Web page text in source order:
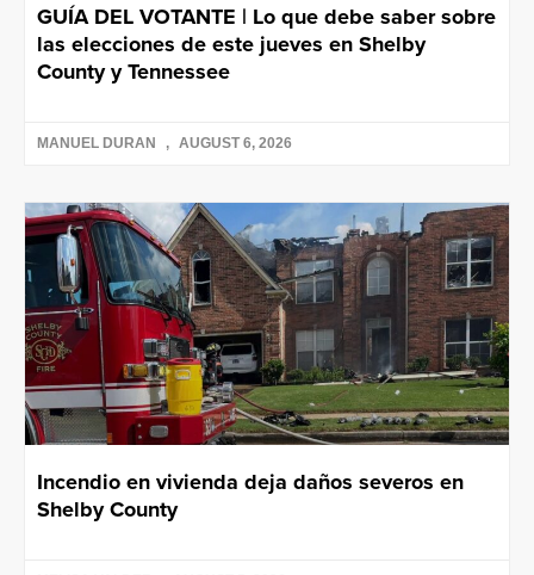
GUÍA DEL VOTANTE | Lo que debe saber sobre
las elecciones de este jueves en Shelby
County y Tennessee
MANUEL DURAN AUGUST 6, 2026
Incendio en vivienda deja daños severos en
Shelby County